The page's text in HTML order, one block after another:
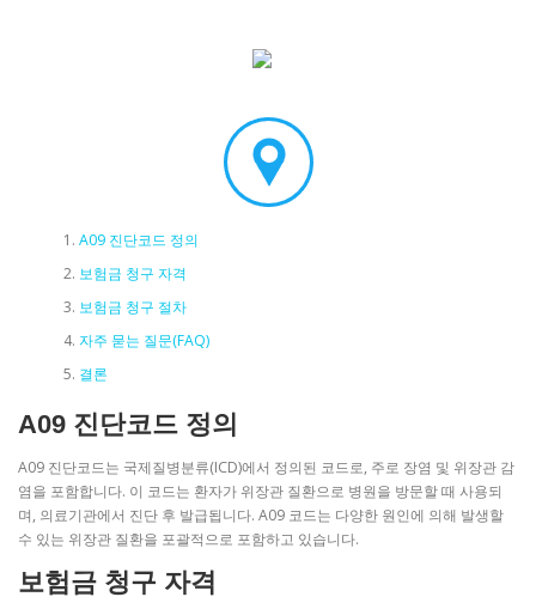
A09 진단코드 정의
보험금 청구 자격
보험금 청구 절차
자주 묻는 질문(FAQ)
결론
A09 진단코드 정의
A09 진단코드는 국제질병분류(ICD)에서 정의된 코드로, 주로 장염 및 위장관 감
염을 포함합니다. 이 코드는 환자가 위장관 질환으로 병원을 방문할 때 사용되
며, 의료기관에서 진단 후 발급됩니다. A09 코드는 다양한 원인에 의해 발생할
수 있는 위장관 질환을 포괄적으로 포함하고 있습니다.
보험금 청구 자격